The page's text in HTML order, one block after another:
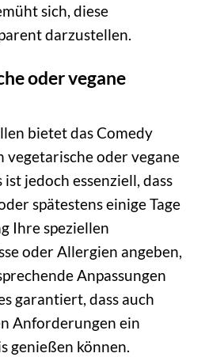
sich, diese
darzustellen.
oder vegane
bietet das Comedy
vegetarische oder vegane
jedoch essenziell, dass
spätestens einige Tage
Ihre speziellen
oder Allergien angeben,
Anpassungen
garantiert, dass auch
Anforderungen ein
genießen können.